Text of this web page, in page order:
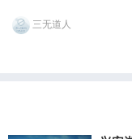
笑和尚了吧，您算明白了，
一下，弥勒，韦陀，王二
题，最后感谢大美女儒来
三无道人